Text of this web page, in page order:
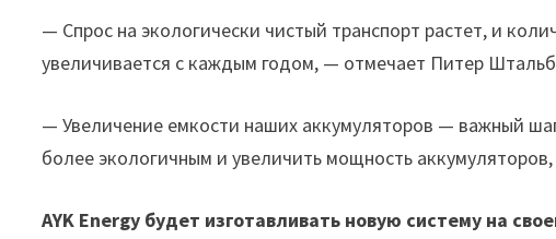
— Спрос на экологически чистый транспорт растет, и
увеличивается с каждым годом, — отмечает Питер
— Увеличение емкости наших аккумуляторов — важный
более экологичным и увеличить мощность
AYK Energy будет изготавливать новую систему на